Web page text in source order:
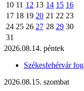
10 11 12 13 14 15 16
17 18 19 20 21 22 23
24 25 26 27 28 29 30
31
2026.08.14. péntek
Székesfehérvár
2026.08.15. szombat